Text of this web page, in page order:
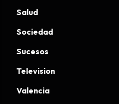
Salud
Sociedad
Sucesos
Television
Valencia